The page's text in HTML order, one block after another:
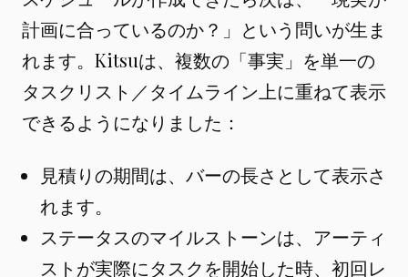
計画に合っているのか？」という問いが生ま
れます。Kitsuは、複数の「事実」を単一の
タスクリスト／タイムライン上に重ねて表示
できるようになりました：
見積りの期間は、バーの長さとして表示さ
れます。
ステータスのマイルストーンは、アーティ
ストが実際にタスクを開始した時、初回レ